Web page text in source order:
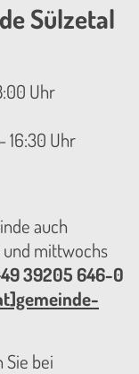
Sülzetal
Uhr
16:30 Uhr
auch
und mittwochs
39205 646-0
bei